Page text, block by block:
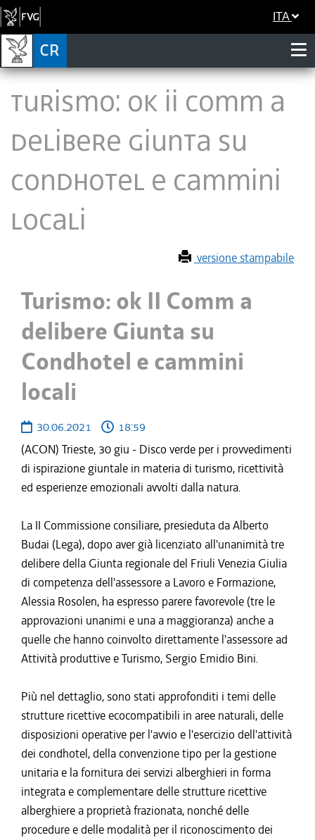
ITA
Turismo: ok II Comm a
delibere Giunta su
Condhotel e cammini
locali
versione stampabile
Turismo: ok II Comm a
delibere Giunta su
Condhotel e cammini
locali
30.06.2021
18:59
(ACON) Trieste, 30 giu - Disco verde per i provvedimenti
di ispirazione giuntale in materia di turismo, ricettività
ed esperienze emozionali avvolti dalla natura.
La II Commissione consiliare, presieduta da Alberto
Budai (Lega), dopo aver già licenziato all'unanimità tre
delibere della Giunta regionale del Friuli Venezia Giulia
di competenza dell'assessore a Lavoro e Formazione,
Alessia Rosolen, ha espresso parere favorevole (tre le
approvazioni unanimi e una a maggioranza) anche a
quelle che hanno coinvolto direttamente l'assessore ad
Attività produttive e Turismo, Sergio Emidio Bini.
Più nel dettaglio, sono stati approfonditi i temi delle
strutture ricettive ecocompatibili in aree naturali, delle
disposizioni operative per l'avvio e l'esercizio dell'attività
dei condhotel, della convenzione tipo per la gestione
unitaria e la fornitura dei servizi alberghieri in forma
integrata e complementare delle strutture ricettive
alberghiere a proprietà frazionata, nonché delle
procedure e delle modalità per il riconoscimento dei